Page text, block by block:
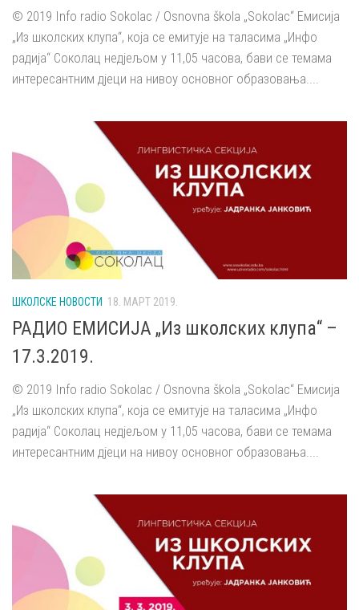
© 2019 Info radio Sokolac / Osnovna škola „Sokolac“ Емисија
„Из школских клупа“, која се емитује на таласима „Инфо
радија“ Соколац недјељом у 11,05 часова, бави се темама
интересантним дјеци на нивоу основног образовања....
ШКОЛСКЕ НОВОСТИ 18. МАРТ 2019.
РАДИО ЕМИСИЈА „Из школских клупа“ –
17.3.2019.
© 2019 Info radio Sokolac / Osnovna škola „Sokolac“ Емисија
„Из школских клупа“, која се емитује на таласима „Инфо
радија“ Соколац недјељом у 11,05 часова, бави се темама
интересантним дјеци на нивоу основног образовања....